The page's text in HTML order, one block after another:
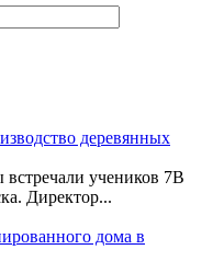
деревянных
учеников 7В
Директор...
дома в